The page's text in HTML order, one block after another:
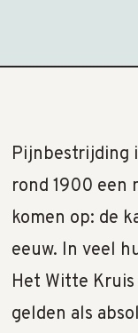
Pijnbestrijding
rond 1900 een
komen op: de
eeuw. In veel
Het Witte
gelden als